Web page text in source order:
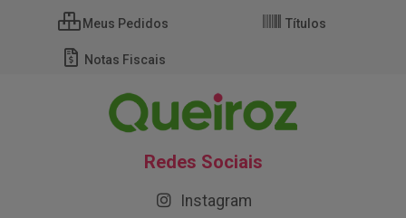
Meus Pedidos Títulos
Notas Fiscais
Redes Sociais
Instagram